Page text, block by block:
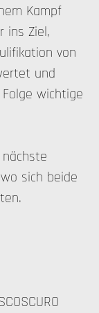
Kampf
ins Ziel,
von
und
wichtige
sich beide